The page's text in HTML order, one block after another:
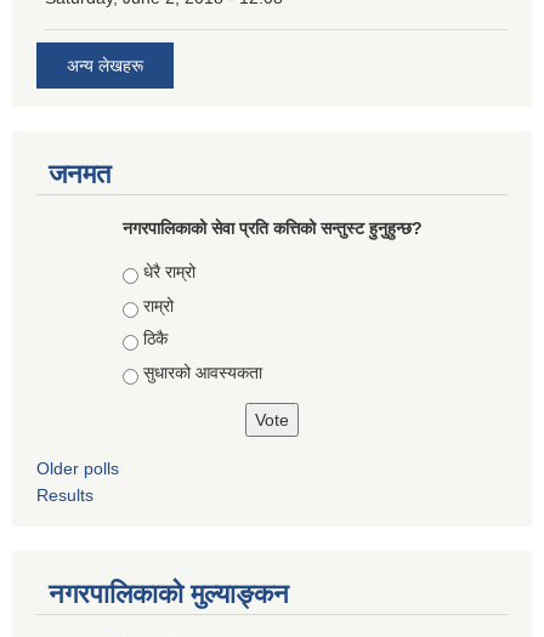
अन्य लेखहरू
जनमत
नगरपालिकाको सेवा प्रति कत्तिको सन्तुस्ट हुनुहुन्छ?
Choices
धेरै राम्रो
राम्रो
ठिकै
सुधारको आवस्यकता
Older polls
Results
नगरपालिकाको मुल्याङ्कन